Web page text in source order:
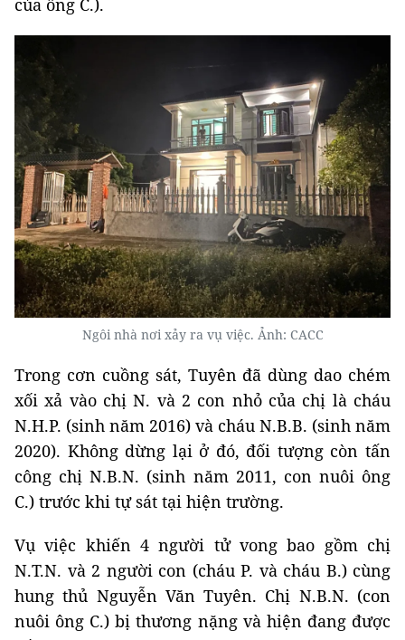
của ông C.).
Ngôi nhà nơi xảy ra vụ việc. Ảnh: CACC
Trong cơn cuồng sát, Tuyên đã dùng dao chém
xối xả vào chị N. và 2 con nhỏ của chị là cháu
N.H.P. (sinh năm 2016) và cháu N.B.B. (sinh năm
2020). Không dừng lại ở đó, đối tượng còn tấn
công chị N.B.N. (sinh năm 2011, con nuôi ông
C.) trước khi tự sát tại hiện trường.
Vụ việc khiến 4 người tử vong bao gồm chị
N.T.N. và 2 người con (cháu P. và cháu B.) cùng
hung thủ Nguyễn Văn Tuyên. Chị N.B.N. (con
nuôi ông C.) bị thương nặng và hiện đang được